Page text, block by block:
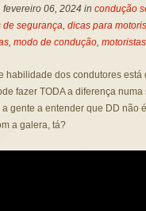
06, 2024 in condução
de segurança, dicas para
, modo de condução, motoristas
habilidade dos condutores
fazer TODA a diferença
gente a entender que DD não
a galera, tá?